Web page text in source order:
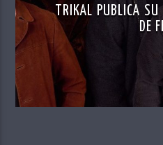
TRIKAL PUBLICA SU
DE